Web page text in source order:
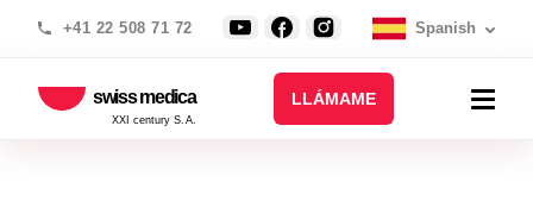
+41 22 508 71 72 Spanish
swiss medica
XXI century S.A.
LLÁMAME